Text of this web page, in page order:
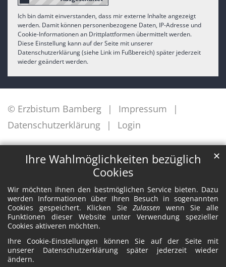
Ihre Wahlmöglichkeiten bezüglich
Cookies
Wir möchten Ihnen den bestmöglichen Service bieten. Dazu
werden Informationen über Ihren Besuch in sogenannten
Cookies gespeichert. Klicken SieZulassen wenn Sie alle
Funktionen dieser Website unter Verwendung spezieller
Cookies aktiveren möchten.
Ihre Cookie-Einstellungen können Sie auf der Seite mit
unserer Datenschutzerklärung später jederzeit wieder
ändern.
✕
Ich bin damit einverstanden, dass mir externe Inhalte angezeigt
werden. Damit können personenbezogene Daten, IP-Adresse und
Cookie-Informationen an Drittplattformen übermittelt werden.
Diese Einstellung kann auf der Seite mit unserer
Datenschutzerklärung (siehe Link im Fußbereich) später jederzeit
wieder geändert werden.
© Erzbistum Bamberg
Impressum
Datenschutzerklärung
Login